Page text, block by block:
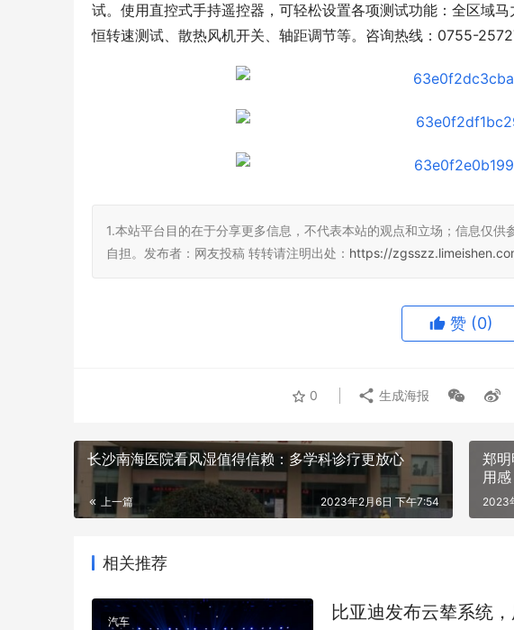
试。使用直控式手持遥控器，可轻松设置各项测试功能：全区域
恒转速测试、散热风机开关、轴距调节等。咨询热线：0755-
1.本站平台目的在于分享更多信息，不代表本站的观点和立场；信息仅
自担。发布者：网友投稿 转转请注明出处： https://
赞 (0)
0 生成海报
长沙南海医院看风湿值得信赖：多学科诊疗更放心
上一篇 2023年2月6日 下午7:54
郑
用感
2023
相关推荐
汽车 比亚迪发布云辇系统